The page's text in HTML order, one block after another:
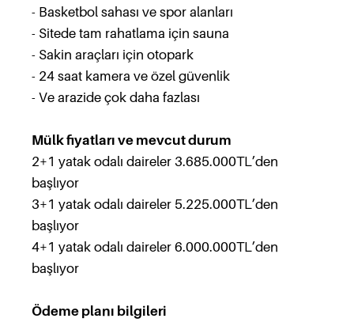
- Basketbol sahası ve spor alanları
- Sitede tam rahatlama için sauna
- Sakin araçları için otopark
- 24 saat kamera ve özel güvenlik
- Ve arazide çok daha fazlası
Mülk fiyatları ve mevcut durum
2+1 yatak odalı daireler 3.685.000TL’den
başlıyor
3+1 yatak odalı daireler 5.225.000TL’den
başlıyor
4+1 yatak odalı daireler 6.000.000TL’den
başlıyor
Ödeme planı bilgileri